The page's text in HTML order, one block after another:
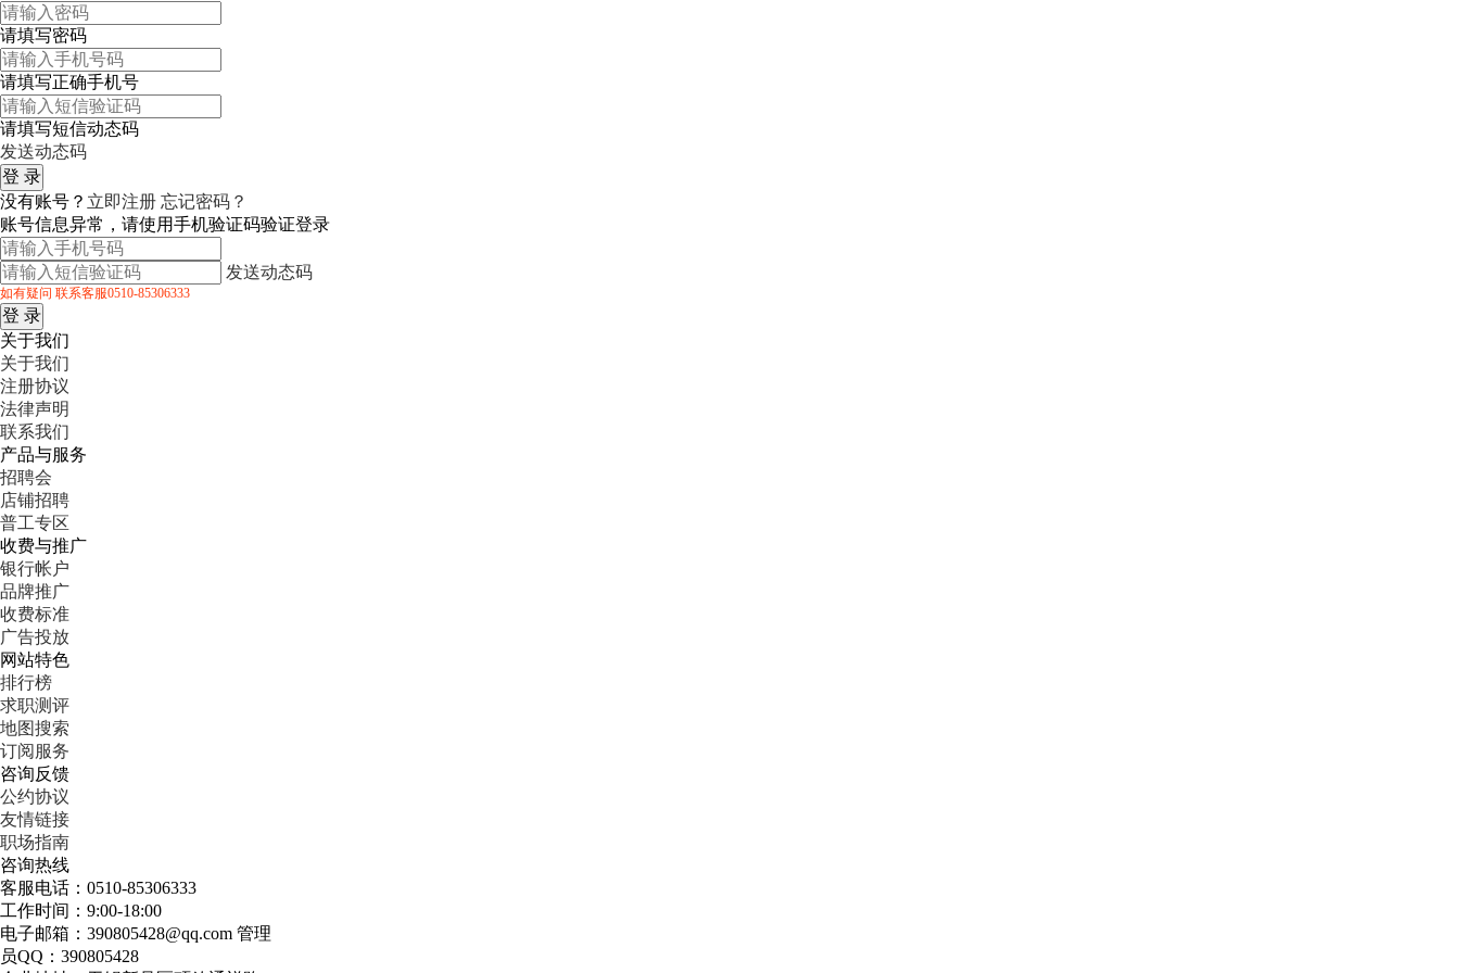
请填写密码
请填写正确手机号
请填写短信动态码
发送动态码
没有账号？ 立即注册 忘记密码？
账号信息异常，请使用手机验证码验证登录
发送动态码
如有疑问 联系客服0510-85306333
关于我们
关于我们
注册协议
法律声明
联系我们
产品与服务
招聘会
店铺招聘
普工专区
收费与推广
银行帐户
品牌推广
收费标准
广告投放
网站特色
排行榜
求职测评
地图搜索
订阅服务
咨询反馈
公约协议
友情链接
职场指南
咨询热线
客服电话：0510-85306333
工作时间：9:00-18:00
电子邮箱：390805428@qq.com 管理
员QQ：390805428